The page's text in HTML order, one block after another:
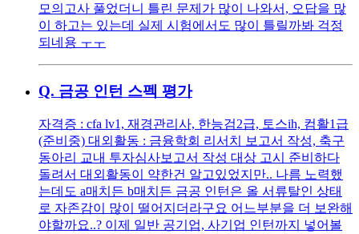
모의고사 풀었더니 틀린 문제가 많이 나와서, 오답을 많
이 하고는 있는데 실제 시험에서도 많이 틀릴까봐 걱정
되네용 ㅜㅜ
Q. 금공 인턴 스펙 평가
자격증 : cfa lv1, 재경관리사, 한능검2급, 토스ih, 컴활1급
(준비중) 대외활동 : 금융학회 리서치 보고서 작성, 축구
동아리 교내 투자심사보고서 작성 대상 고시 준비하다
돌려서 대외활동이 약한건 알고있었지만.. 나름 노력했
는데도 a매치든 b매치든 금공 인턴은 올 서류탈인 상태
로 자존감이 많이 떨어지더라구요 어느부분을 더 보완해
야할까요..? 이제 일반 공기업, 사기업 인턴까지 넣어볼